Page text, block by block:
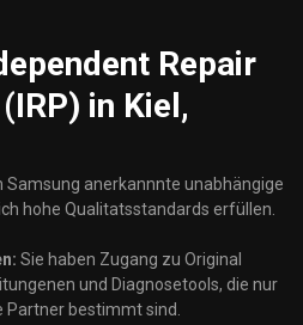
Repair
in Kiel,
Samsung anerkannnte unabhängige
hohe Qualitatsstandards erfüllen.
Sie haben Zugang zu Original
und Diagnosetools, die nur
bestimmt sind.